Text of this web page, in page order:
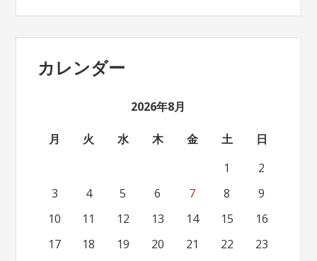
カレンダー
2026年8月
月 火 水 木 金 土 日
1
2
3
4 5 6 7 8
9
10
11 12 13 14 15
16
17
18 19 20 21 22
23